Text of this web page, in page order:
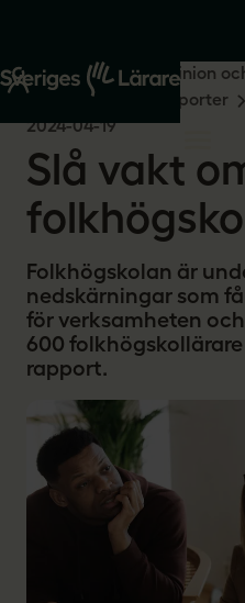
Start Om oss
Opinion
Undersökningar & rapporter
2024-04-19
Slå vakt
Folkhögskolan är
nedskärningar som
för verksamheten
600
rapport.